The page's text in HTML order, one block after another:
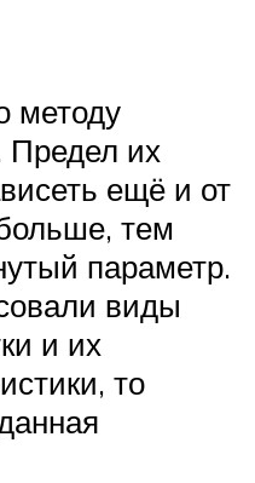
методу
Предел их
ещё и от
тем
параметр.
виды
и их
то